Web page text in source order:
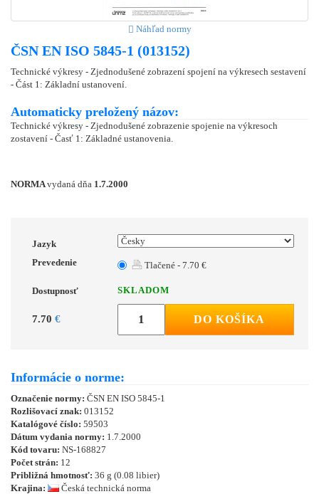
Náhľad normy
ČSN EN ISO 5845-1 (013152)
Technické výkresy - Zjednodušené zobrazení spojení na výkresech sestavení
- Část 1: Základní ustanovení.
Automaticky preložený názov:
Technické výkresy - Zjednodušené zobrazenie spojenie na výkresoch
zostavení - Časť 1: Základné ustanovenia.
NORMAvydaná dňa 1.7.2000
Jazyk
Prevedenie
Tlačené - 7.70 €
Dostupnosť SKLADOM
7.70 € DO KOŠÍKA
Informácie o norme:
Označenie normy: ČSN EN ISO 5845-1
Rozlišovací znak: 013152
Katalógové číslo: 59503
Dátum vydania normy: 1.7.2000
Kód tovaru: NS-168827
Počet strán: 12
Približná hmotnosť: 36 g (0.08 libier)
Krajina:
Česká technická norma